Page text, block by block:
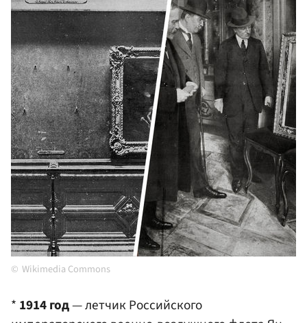
Wikimedia Commons
* 1914 год— летчик Российского